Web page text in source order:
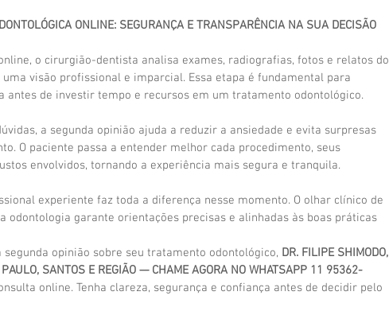
ONLINE: SEGURANÇA E TRANSPARÊNCIA NA SUA DECISÃO
o cirurgião-dentista analisa exames, radiografias, fotos e relatos do
visão profissional e imparcial. Essa etapa é fundamental para
antes de investir tempo e recursos em um tratamento odontológico.
a segunda opinião ajuda a reduzir a ansiedade e evita surpresas
O paciente passa a entender melhor cada procedimento, seus
envolvidos, tornando a experiência mais segura e tranquila.
experiente faz toda a diferença nesse momento. O olhar clínico de
odontologia garante orientações precisas e alinhadas às boas práticas
segunda opinião sobre seu tratamento odontológico, DR. FILIPE SHIMODO,
PAULO, SANTOS E REGIÃO — CHAME AGORA NO WHATSAPP 11 95362-
online. Tenha clareza, segurança e confiança antes de decidir pelo